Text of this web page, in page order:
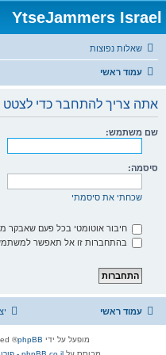
YtseJammers Israel
שאלות נפוצות
עמוד ראשי
אתה צריך להתחבר כדי לצטט
שם משתמש:
סיסמה:
שכחתי את סיסמתי
חיבור אוטומטי בכל פעם שאבקר
בהתחברות זו אל תאפשר
עמוד ראשי
מופעל על ידי phpBB
® Forum Software © phpBB Limited